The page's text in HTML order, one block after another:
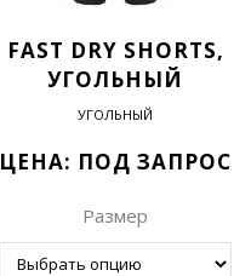
FAST DRY SHORTS,
УГОЛЬНЫЙ
УГОЛЬНЫЙ
ЦЕНА: ПОД ЗАПРОС
Размер